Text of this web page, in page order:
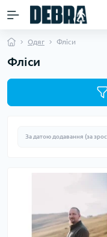
Одяг Фліси
Фліси